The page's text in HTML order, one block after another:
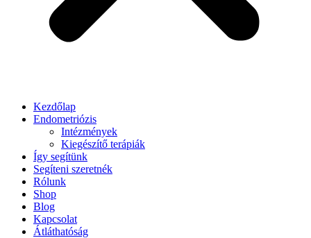
Kezdőlap
Endometriózis
Intézmények
Kiegészítő terápiák
Így segítünk
Segíteni szeretnék
Rólunk
Shop
Blog
Kapcsolat
Átláthatóság